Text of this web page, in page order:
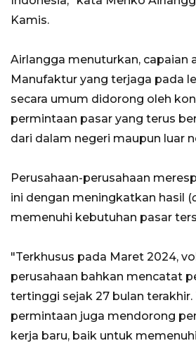
Kamis.
Airlangga menuturkan, capaian
Manufaktur yang terjaga pada
secara umum didorong oleh
permintaan pasar yang terus
dari dalam negeri maupun luar
Perusahaan-perusahaan
ini dengan meningkatkan hasil (
memenuhi kebutuhan pasar
"Terkhusus pada Maret 2024,
perusahaan bahkan mencatat
tertinggi sejak 27 bulan terakhir.
permintaan juga mendorong
kerja baru, baik untuk